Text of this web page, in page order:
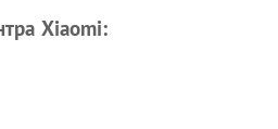
Xiaomi: